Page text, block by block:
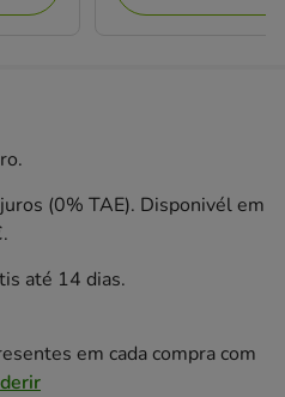
(0% TAE). Disponivél em
até 14 dias.
em cada compra com